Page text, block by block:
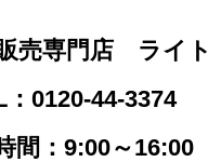
売専門店 ライ
：0120-44-3374
間：9:00～16:00